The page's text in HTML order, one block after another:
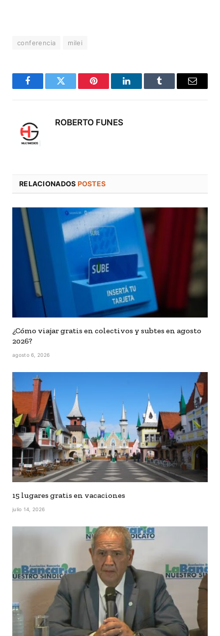
conferencia milei
FacebookTwitter Pinterest LinkedInTumblr
Correo
ROBERTO FUNES
RELACIONADOS POSTES
¿Cómo viajar gratis en colectivos y subtes en agosto
2026?
agosto 6, 2026
15 lugares gratis en vacaciones
julio 14, 2026